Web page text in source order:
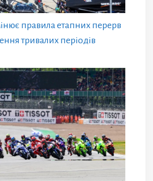
правила етапних перерв
тривалих періодів